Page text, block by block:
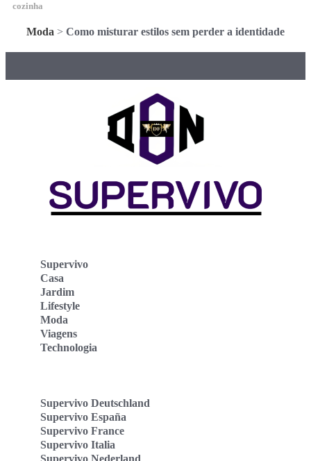
cozinha
Moda > Como misturar estilos sem perder a identidade
Supervivo
Casa
Jardim
Lifestyle
Moda
Viagens
Technologia
Supervivo Deutschland
Supervivo España
Supervivo France
Supervivo Italia